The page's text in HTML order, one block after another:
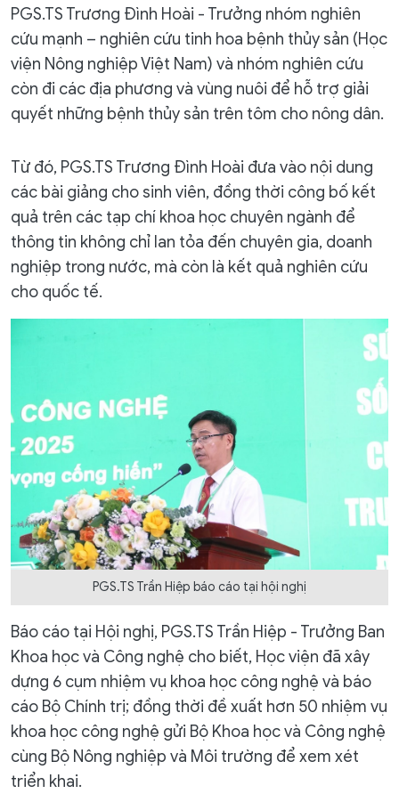
PGS.TS Trương Đình Hoài - Trưởng nhóm nghiên
cứu mạnh – nghiên cứu tinh hoa bệnh thủy sản (Học
viện Nông nghiệp Việt Nam) và nhóm nghiên cứu
còn đi các địa phương và vùng nuôi để hỗ trợ giải
quyết những bệnh thủy sản trên tôm cho nông dân.
Từ đó, PGS.TS Trương Đình Hoài đưa vào nội dung
các bài giảng cho sinh viên, đồng thời công bố kết
quả trên các tạp chí khoa học chuyên ngành để
thông tin không chỉ lan tỏa đến chuyên gia, doanh
nghiệp trong nước, mà còn là kết quả nghiên cứu
cho quốc tế.
PGS.TS Trần Hiệp báo cáo tại hội nghị
Báo cáo tại Hội nghị, PGS.TS Trần Hiệp - Trưởng Ban
Khoa học và Công nghệ cho biết, Học viện đã xây
dựng 6 cụm nhiệm vụ khoa học công nghệ và báo
cáo Bộ Chính trị; đồng thời đề xuất hơn 50 nhiệm vụ
khoa học công nghệ gửi Bộ Khoa học và Công nghệ
cùng Bộ Nông nghiệp và Môi trường để xem xét
triển khai.